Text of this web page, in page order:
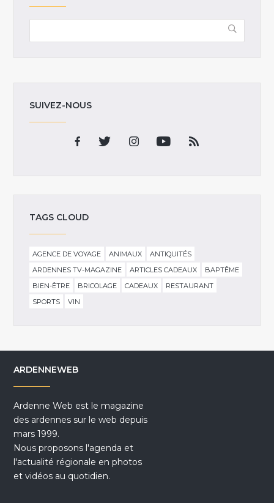
SUIVEZ-NOUS
TAGS CLOUD
AGENCE DE VOYAGE ANIMAUX
ANTIQUITÉS
ARDENNES TV-MAGAZINE
ARTICLES CADEAUX
BAPTÊME
BIEN-ÊTRE
BRICOLAGE CADEAUX
RESTAURANT
SPORTS
VIN
ARDENNEWEB
Ardenne Web est le magazine
des ardennes sur le web depuis
mars 1999.
Nous proposons l'agenda et
l'actualité régionale en photos
et vidéos au quotidien.